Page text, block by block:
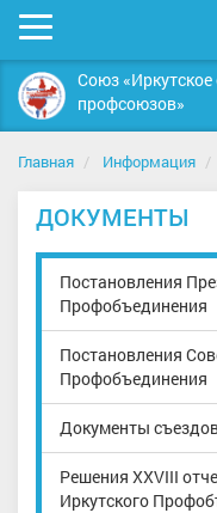
Мобильное
меню
Союз
профсоюзов»
Главная Информация
ДОКУМЕНТЫ
Постановления
Профобъединения
Постановления
Профобъединения
Документы
Решения XXVIII
Иркутского